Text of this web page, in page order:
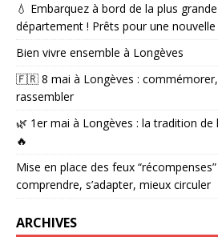
💧 Embarquez à bord de la plus
département ! Prêts pour une nouvelle
Bien vivre ensemble à Longèves
🇫🇷 8 mai à Longèves :
rassembler
🌿 1er mai à Longèves : la tradition
🔥
Mise en place des feux
comprendre, s’adapter, mieux circuler
ARCHIVES